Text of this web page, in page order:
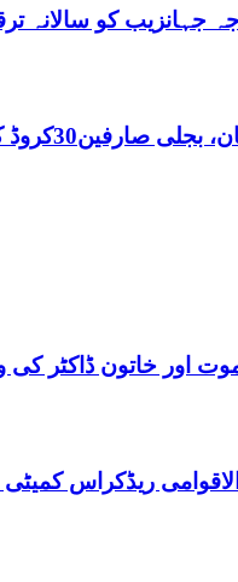
کو سالانہ
کے ڈیفالٹر نکلے,ریکوری کے لیے باضابطہ پلان
خاتون ڈاکٹر کی
ریڈکراس